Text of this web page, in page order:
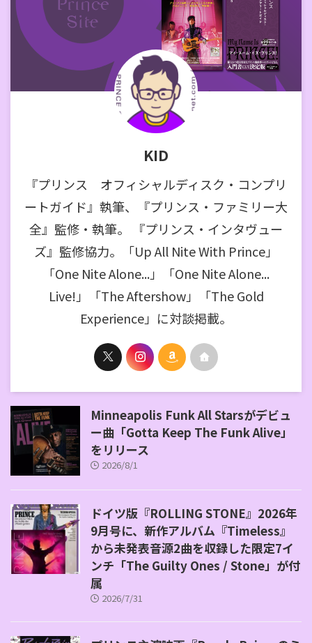
KID
『プリンス オフィシャルディスク・コンプリ
ートガイド』執筆、『プリンス・ファミリー大
全』監修・執筆。 『プリンス・インタヴュー
ズ』監修協力。「Up All Nite With Prince」
「One Nite Alone...」「One Nite Alone...
Live!」「The Aftershow」「The Gold
Experience」に対談掲載。
Minneapolis Funk All Starsがデビュ
ー曲「Gotta Keep The Funk Alive」
をリリース
2026/8/1
ドイツ版『ROLLING STONE』2026年
9月号に、新作アルバム『Timeless』
から未発表音源2曲を収録した限定7イ
ンチ「The Guilty Ones / Stone」が付
属
2026/7/31